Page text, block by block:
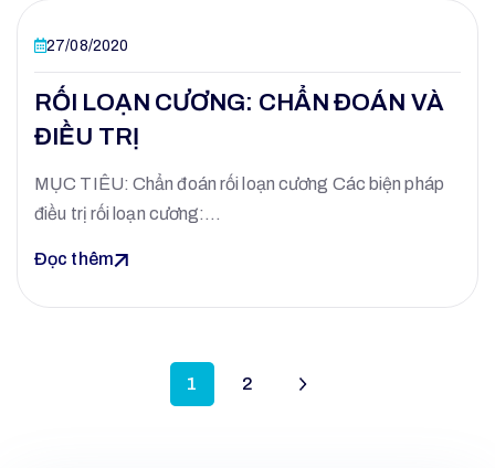
27/08/2020
RỐI LOẠN CƯƠNG: CHẨN ĐOÁN VÀ
ĐIỀU TRỊ
MỤC TIÊU: Chẩn đoán rối loạn cương Các biện pháp
điều trị rối loạn cương:…
Đọc thêm
1 2